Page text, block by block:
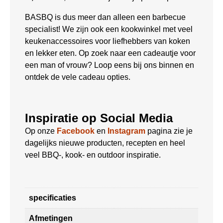
BASBQ is dus meer dan alleen een barbecue
specialist! We zijn ook een kookwinkel met veel
keukenaccessoires voor liefhebbers van koken
en lekker eten. Op zoek naar een cadeautje voor
een man of vrouw? Loop eens bij ons binnen en
ontdek de vele cadeau opties.
Inspiratie op Social Media
Op onze Facebook en Instagram pagina zie je
dagelijks nieuwe producten, recepten en heel
veel BBQ-, kook- en outdoor inspiratie.
specificaties
Afmetingen